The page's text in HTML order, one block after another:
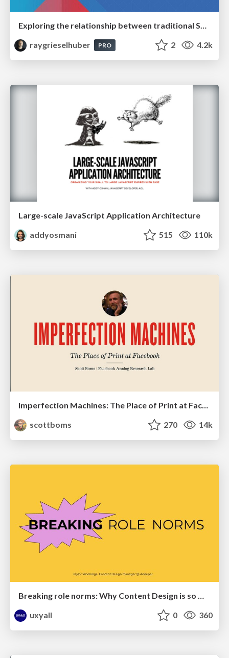
raygrieselhuber
PRO 2 4.2k
Large-scale JavaScript Application Architecture
addyosmani
515 110k
Imperfection Machines: The Place of Print at Facebook
scottboms
270 14k
Breaking role norms: Why Content Design is so much more than writing copy - Taylor Woolridge
uxyall
0 360